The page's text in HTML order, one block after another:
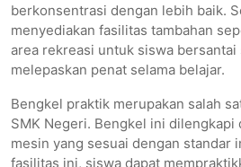
berkonsentrasi dengan lebih baik.
menyediakan fasilitas tambahan
area rekreasi untuk siswa bersantai
melepaskan penat selama belajar.
Bengkel praktik merupakan salah
SMK Negeri. Bengkel ini dilengkapi
mesin yang sesuai dengan standar
fasilitas ini, siswa dapat